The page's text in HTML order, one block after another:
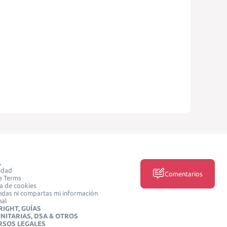
Terms
de cookies
ni compartas mi información
GUÍAS
DSA & OTROS
LEGALES
Comentarios